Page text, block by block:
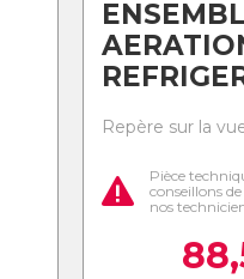
Repère sur la
Pièce
conseillons
nos